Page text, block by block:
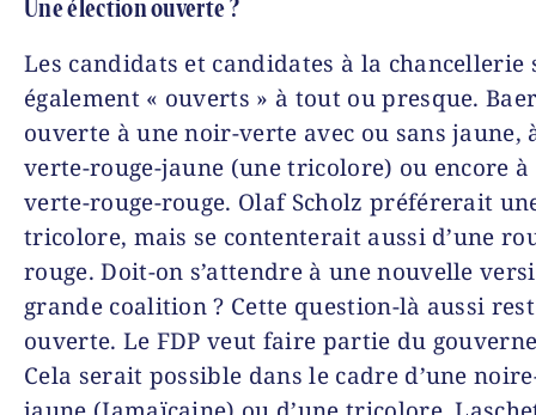
Une élection ouverte ?
Les candidats et candidates à la chancellerie
également « ouverts » à tout ou presque.
ouverte à une noir-verte avec ou sans jaune,
verte-rouge-jaune (une tricolore) ou encore à
verte-rouge-rouge. Olaf Scholz préférerait
tricolore, mais se contenterait aussi d’une
rouge. Doit-on s’attendre à une nouvelle
grande coalition ? Cette question-là aussi
ouverte. Le FDP veut faire partie du
Cela serait possible dans le cadre d’une